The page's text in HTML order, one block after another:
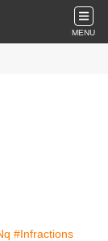
MENU
#Infractions